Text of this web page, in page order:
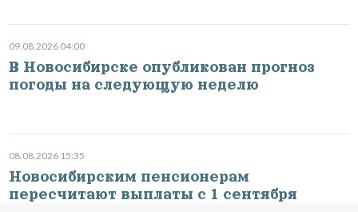
09.08.2026 04:00
В Новосибирске опубликован прогноз
погоды на следующую неделю
08.08.2026 15:35
Новосибирским пенсионерам
пересчитают выплаты с 1 сентября